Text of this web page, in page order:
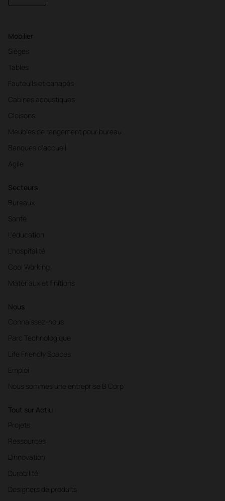
Mobilier
Sièges
Tables
Fauteuils et canapés
Cabines acoustiques
Cloisons
Meubles de rangement pour bureau
Banques d'accueil
Agile
Secteurs
Bureaux
Santé
L'éducation
L'hospitalité
Cool Working
Matériaux et finitions
Nous
Connaissez-nous
Parc Technologique
Life Friendly Spaces
Emploi
Nous sommes une entreprise B Corp
Tout sur Actiu
Projets
Ressources
L'innovation
Durabilité
Designers de produits